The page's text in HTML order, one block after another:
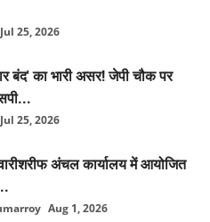
Jul 25, 2026
बंद' का भारी असर! जेपी चौक पर
Jul 25, 2026
अंचल कार्यालय में आयोजित
Aug 1, 2026